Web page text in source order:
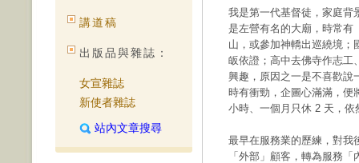
講道稿
出版品與雜誌：
女宣雜誌
新使者雜誌
站內文章搜尋
我是第一代基督徒，家庭背
是左營有名的大廟，時常有
山，或參加神轎出巡繞境；
皈依證；高中去佛寺作志
興趣，原因之一是不喜歡說
時有衝勁，企圖心滿滿，便
小時、一個月只休 2 天，依
最早在服務業的歷練，對我
「外部」顧客，轉為服務